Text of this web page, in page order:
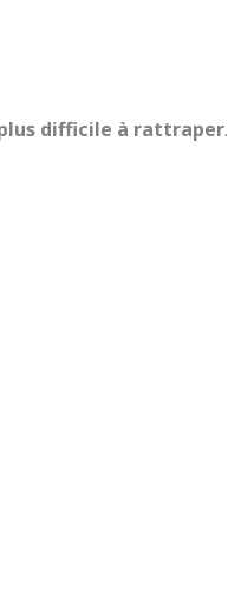
difficile à rattraper.